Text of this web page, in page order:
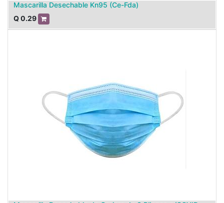
Mascarilla Desechable Kn95 (Ce-Fda)
Q0.29